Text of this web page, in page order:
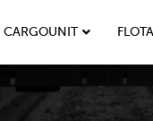
CARGOUNIT FLOTA